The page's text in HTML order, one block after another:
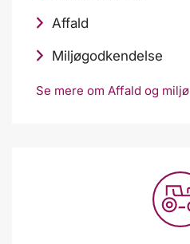
Affald
Miljøgodkendelse
Se mere om Affald og miljø